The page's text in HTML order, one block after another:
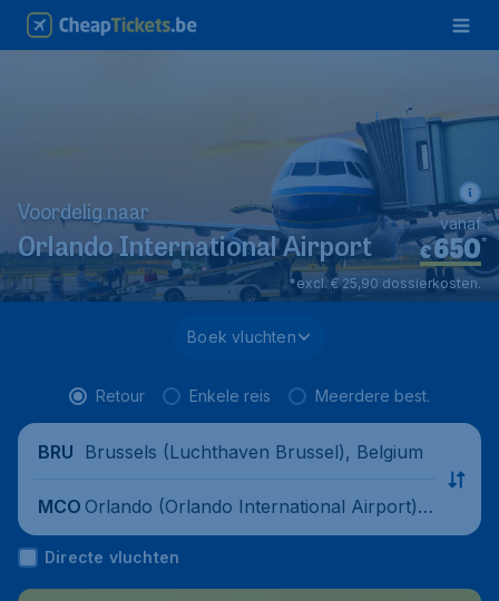
Voordelig naar
Orlando International Airport €650*
vanaf
*excl. € 25,90 dossierkosten.
Boek vluchten
Retour Enkele reis Meerdere best.
BRU Brussels (Luchthaven Brussel), Belgium
MCO Orlando (Orlando International Airport),
United States
Directe vluchten